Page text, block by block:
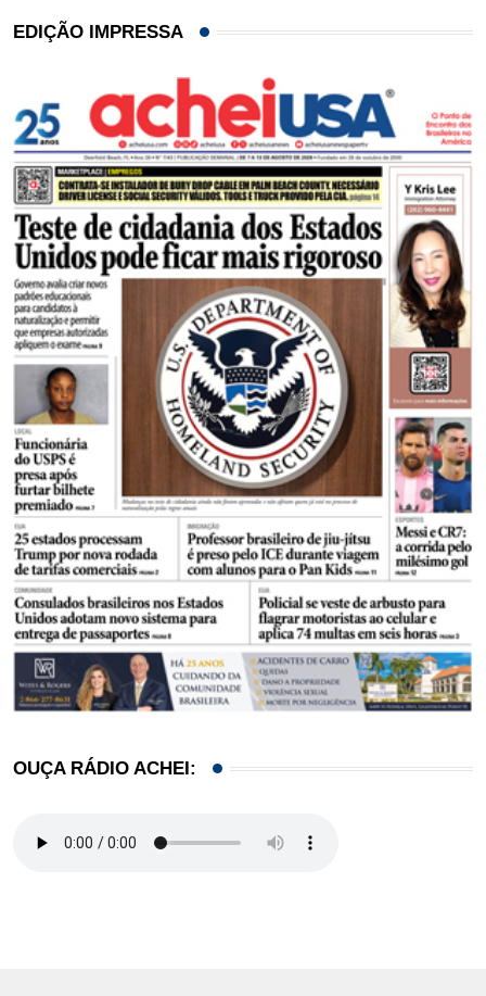
EDIÇÃO IMPRESSA
OUÇA RÁDIO ACHEI: